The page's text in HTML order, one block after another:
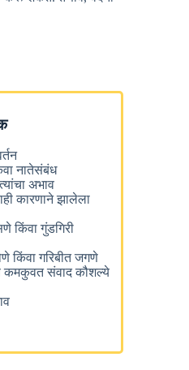
नातेसंबंध
अभाव
कारणाने झालेला
किंवा गुंडगिरी
किंवा गरिबीत जगणे
कमकुवत संवाद कौशल्ये